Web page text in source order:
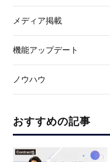
メディア掲載
機能アップデート
ノウハウ
おすすめの記事